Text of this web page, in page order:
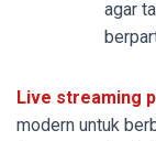
agar
Live streaming
modern untuk